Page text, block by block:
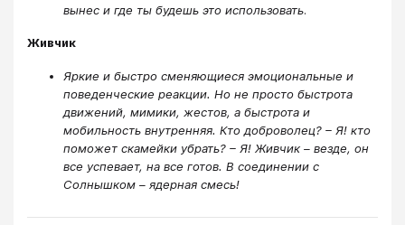
вынес и где ты будешь это использовать.
Живчик
Яркие и быстро сменяющиеся эмоциональные и
поведенческие реакции. Но не просто быстрота
движений, мимики, жестов, а быстрота и
мобильность внутренняя. Кто доброволец? – Я! кто
поможет скамейки убрать? – Я! Живчик – везде, он
все успевает, на все готов. В соединении с
Солнышком – ядерная смесь!